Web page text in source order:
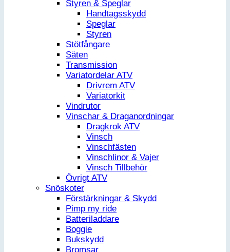
Styren & Speglar
Handtagsskydd
Speglar
Styren
Stötfångare
Säten
Transmission
Variatordelar ATV
Drivrem ATV
Variatorkit
Vindrutor
Vinschar & Draganordningar
Dragkrok ATV
Vinsch
Vinschfästen
Vinschlinor & Vajer
Vinsch Tillbehör
Övrigt ATV
Snöskoter
Förstärkningar & Skydd
Pimp my ride
Batteriladdare
Boggie
Bukskydd
Bromsar